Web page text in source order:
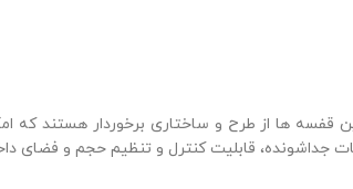
ها از طرح و ساختاری برخوردار هستند که
قابلیت کنترل و تنظیم حجم و فضای